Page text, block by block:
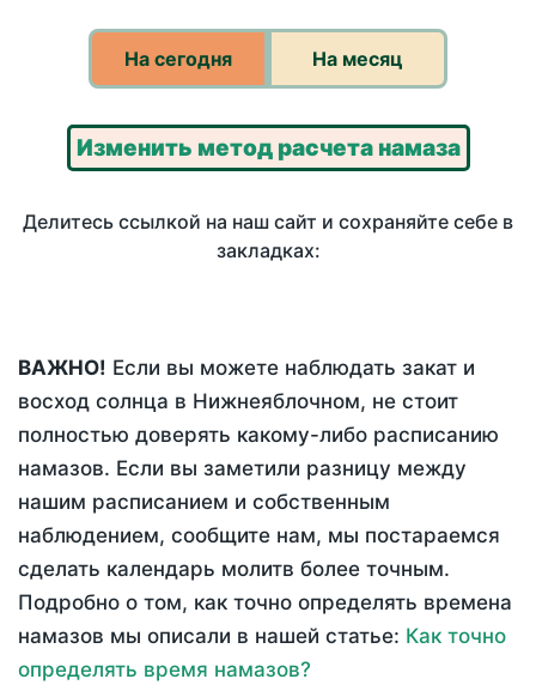
На сегодня На месяц
Изменить метод расчета намаза
Делитесь ссылкой на наш сайт и сохраняйте себе в
закладках:
ВАЖНО! Если вы можете наблюдать закат и
восход солнца в Нижнеяблочном, не стоит
полностью доверять какому-либо расписанию
намазов. Если вы заметили разницу между
нашим расписанием и собственным
наблюдением, сообщите нам, мы постараемся
сделать календарь молитв более точным.
Подробно о том, как точно определять времена
намазов мы описали в нашей статье: Как точно
определять время намазов?